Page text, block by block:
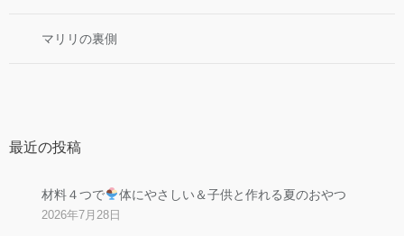
マリリの裏側
最近の投稿
材料４つで 体にやさしい＆子供と作れる夏のおやつ
2026年7月28日